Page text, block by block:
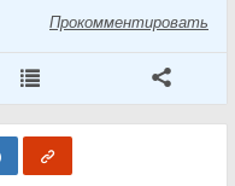
Прокомментировать